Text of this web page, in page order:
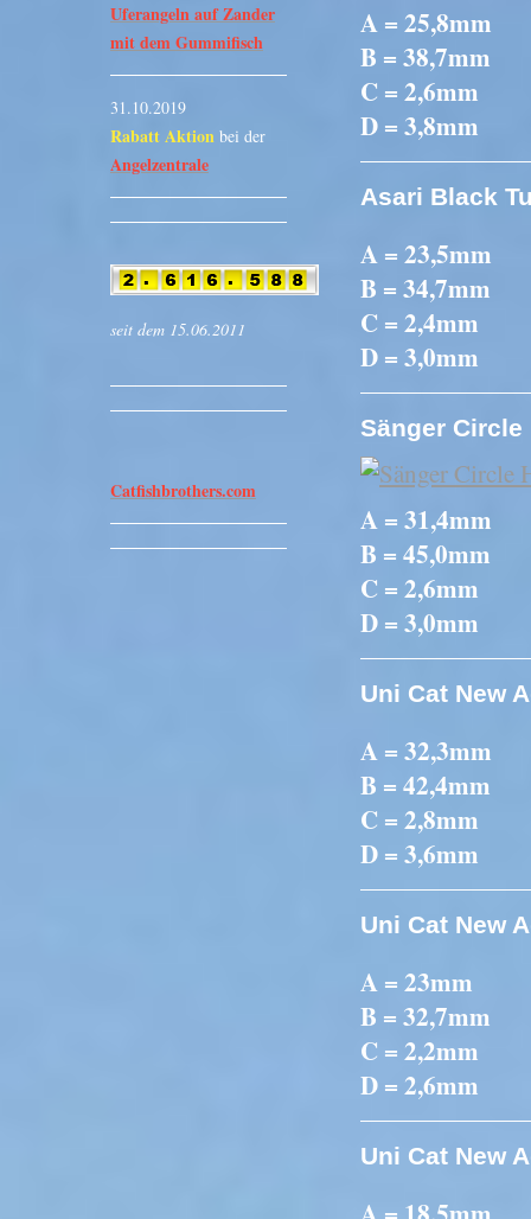
A = 25,8mm
B = 38,7mm
C = 2,6mm
D = 3,8mm
Asari Black
A = 23,5mm
B = 34,7mm
C = 2,4mm
D = 3,0mm
Sänger Circle
A = 31,4mm
B = 45,0mm
C = 2,6mm
D = 3,0mm
Uni Cat New
A = 32,3mm
B = 42,4mm
C = 2,8mm
D = 3,6mm
Uni Cat New
A = 23mm
B = 32,7mm
C = 2,2mm
D = 2,6mm
Uni Cat New
Uferangeln auf Zander
mit dem Gummifisch
31.10.2019
Rabatt Aktion bei der
Angelzentrale
seit dem 15.06.2011
Catfishbrothers.com